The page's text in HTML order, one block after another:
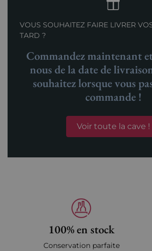
VOUS SOUHAITEZ FAIRE LIVRER
TARD ?
Commandez maintenant
nous de la date de
souhaitez lorsque vous
commande !
Voir toute la cave !
100% en stock
Conservation parfaite